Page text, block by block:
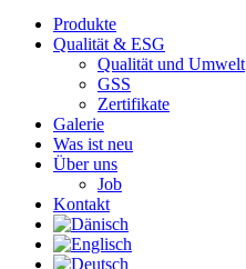
Produkte
Qualität & ESG
Qualität und Umwelt
GSS
Zertifikate
Galerie
Was ist neu
Über uns
Job
Kontakt